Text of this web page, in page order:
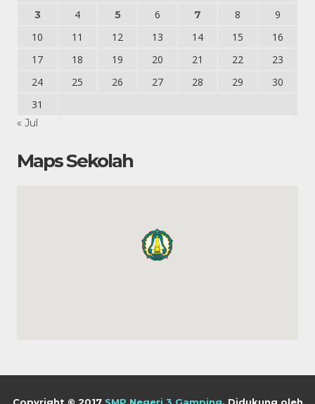
3 4 5 6 7 8
9
10
11 12 13 14 15
16
17
18 19 20 21 22
23
24
25 26 27 28 29
30
31
« Jul
Maps Sekolah